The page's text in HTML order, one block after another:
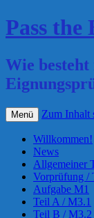
Pass the
Wie besteht
Menü Zum Inhalt
Willkommen!
News
Allgemeiner
Vorprüfung /
Aufgabe M1
Teil A / M3.1
Teil B / M3.2